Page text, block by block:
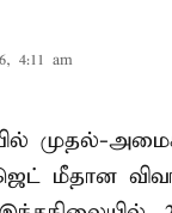
4:11 am
முதல்-
மீதான